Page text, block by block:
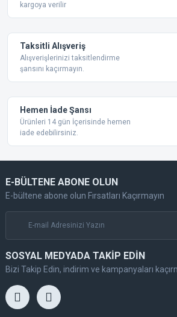
kargoya verilir
Taksitli Alışveriş
Alışverişlerinizi taksitlendirme
şansını kaçırmayın.
Hemen İade Şansı
Ürünleri 14 gün İçerisinde hemen
iade edebilirsiniz.
E-BÜLTENE ABONE OLUN
E-bültene abone olun Fırsatları Kaçırmayın
SOSYAL MEDYADA TAKİP EDİN
Bizi Takip Edin, indirim ve kampanyaları